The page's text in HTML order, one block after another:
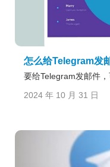
怎么给Telegram发
要给Telegram发邮件，
2024 年 10 月 31 日